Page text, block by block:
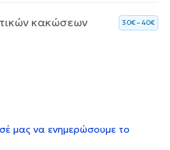
κακώσεων 30€ – 40€
μας να ενημερώσουμε το